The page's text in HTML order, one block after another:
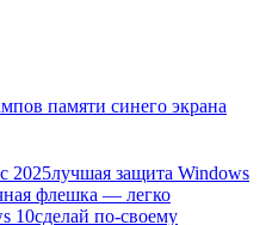
памяти синего экрана
2025лучшая защита Windows
флешка — легко
10сделай по-своему